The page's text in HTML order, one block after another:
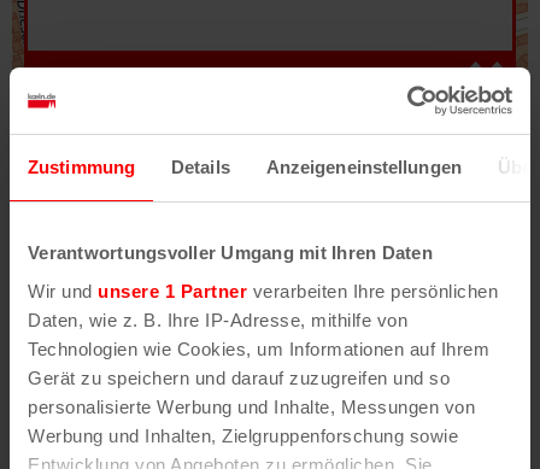
Zustimmung Details Anzeigeneinstellungen
Verantwortungsvoller Umgang mit Ihren Daten
Wir und unsere 1 Partner verarbeiten Ihre persönlichen
Daten, wie z. B. Ihre IP-Adresse, mithilfe von
Technologien wie Cookies, um Informationen auf Ihrem
Gerät zu speichern und darauf zuzugreifen und so
personalisierte Werbung und Inhalte, Messungen von
Werbung und Inhalten, Zielgruppenforschung sowie
Entwicklung von Angeboten zu ermöglichen. Sie
Fehler/Problem melden
Darstellung des RVR-Kartenwerks
Stadtplanwerk
erhältst Du unsere koeln.de-Karte mit vielen
weiteren Details wie z.B. Hausnummern.
Unser Stadtplan basiert auf Daten des
OpenStreetMap
-Projekts (
© OpenStreetMap
Mitwirkende
) und von OpenCycleMap.org